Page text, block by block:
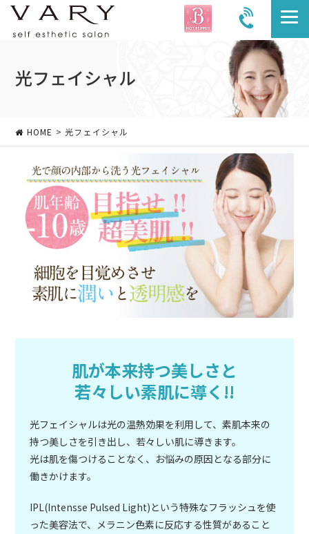
光フェイシャル
HOME > 光フェイシャル
肌が本来持つ美しさと
若々しい素肌に導く!!
光フェイシャルは光の温熱効果を利用して、素肌本来の
持つ美しさを引き出し、若々しい肌に導きます。
光は肌を傷つけることなく、お悩みの原因となる部分に
働きかけます。
IPL(Intensse Pulsed Light)という特殊なフラッシュを使
った美容法で、メラニン色素に反応する性質があること